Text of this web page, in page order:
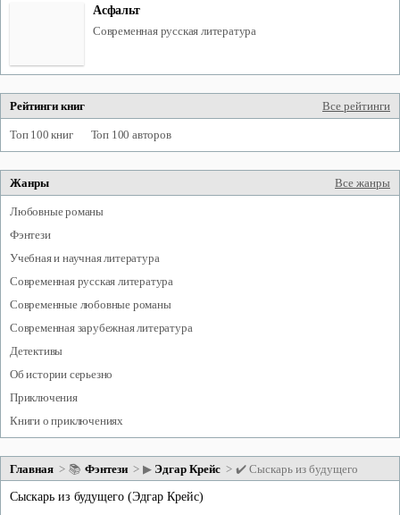
Асфальт
современная русская литература
Рейтинги книг Все рейтинги
Топ 100 книг Топ 100 авторов
Жанры Все жанры
любовные романы
фэнтези
учебная и научная литература
современная русская литература
современные любовные романы
современная зарубежная литература
детективы
об истории серьезно
приключения
книги о приключениях
Главная 📚 фэнтези ▶ Эдгар Крейс ✔️ Сыскарь из будущего
Сыскарь из будущего (Эдгар Крейс)